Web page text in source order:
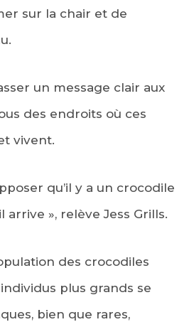
sur la chair et de
un message clair aux
des endroits où ces
vivent.
qu’il y a un crocodile
arrive », relève Jess Grills.
des crocodiles
plus grands se
bien que rares,